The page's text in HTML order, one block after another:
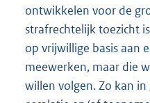
ontwikkelen voor de
strafrechtelijk toezicht
op vrijwillige basis aan
meewerken, maar die
willen volgen. Zo kan